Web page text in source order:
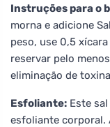
Instruções para o
morna e adicione
peso, use 0,5 xícara
reservar pelo
eliminação de
Esfoliante: Este
esfoliante corporal.